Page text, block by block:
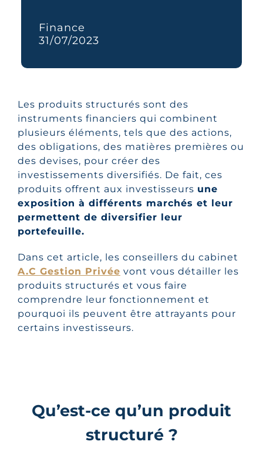
Finance
31/07/2023
Les produits structurés sont des
instruments financiers qui combinent
plusieurs éléments, tels que des actions,
des obligations, des matières premières ou
des devises, pour créer des
investissements diversifiés. De fait, ces
produits offrent aux investisseurs une
exposition à différents marchés et leur
permettent de diversifier leur
portefeuille.
Dans cet article, les conseillers du cabinet
A.C Gestion Privée vont vous détailler les
produits structurés et vous faire
comprendre leur fonctionnement et
pourquoi ils peuvent être attrayants pour
certains investisseurs.
Qu’est-ce qu’un produit
structuré ?